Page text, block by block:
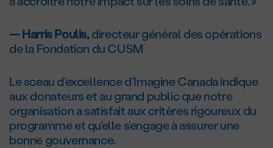
— Harris Poulis,directeur général des opérations
de la Fondation du CUSM
Le sceau d’excellence d’Imagine Canada indique
aux donateurs et au grand public que notre
organisation a satisfait aux critères rigoureux du
programme et qu’elle s’engage à assurer une
bonne gouvernance.